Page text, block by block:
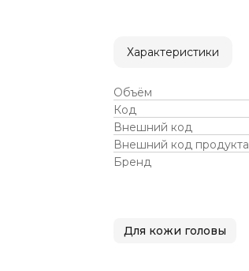
Характеристики
Объём
Код
Внешний код
Внешний код продукта
Бренд
Для кожи головы